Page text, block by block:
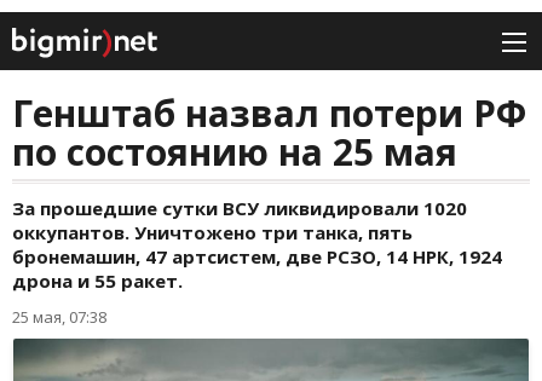
Генштаб назвал потери РФ
по состоянию на 25 мая
За прошедшие сутки ВСУ ликвидировали 1020
оккупантов. Уничтожено три танка, пять
бронемашин, 47 артсистем, две РСЗО, 14 НРК, 1924
дрона и 55 ракет.
25 мая, 07:38